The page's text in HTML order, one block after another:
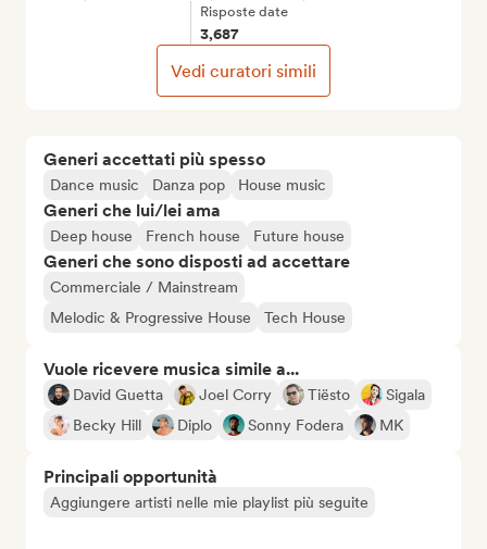
Generi accettati più spesso
Dance music Danza pop House music
Generi che lui/lei ama
Deep house French house Future house
Generi che sono disposti ad accettare
Commerciale / Mainstream
Melodic & Progressive House
Tech House
Vuole ricevere musica simile a...
David Guetta Joel Corry Tiësto
Sigala
Becky Hill
Diplo Sonny Fodera MK
Principali opportunità
Aggiungere artisti nelle mie playlist più seguite
Risposte date
3,687
Vedi curatori simili